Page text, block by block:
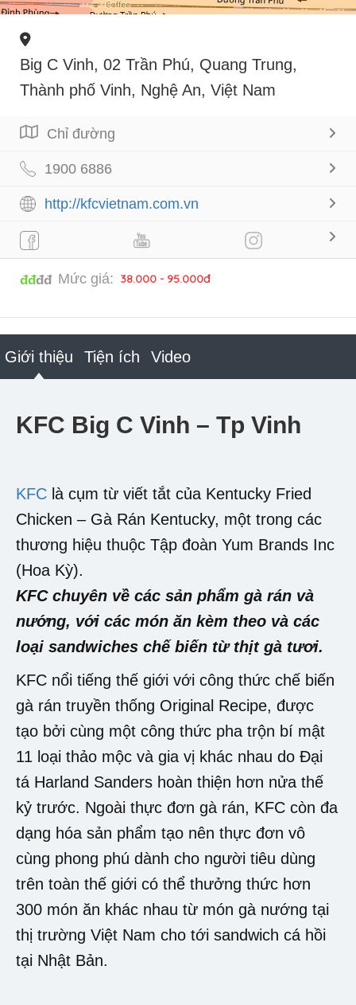
Big C Vinh, 02 Trần Phú, Quang Trung,
Thành phố Vinh, Nghệ An, Việt Nam
Chỉ đường
1900 6886
http://kfcvietnam.com.vn
đđđđ Mức giá: 38.000 - 95.000đ
Giới thiệu Tiện ích Video
KFC Big C Vinh – Tp Vinh
KFC là cụm từ viết tắt của Kentucky Fried
Chicken – Gà Rán Kentucky, một trong các
thương hiệu thuộc Tập đoàn Yum Brands Inc
(Hoa Kỳ).
KFC chuyên về các sản phẩm gà rán và
nướng, với các món ăn kèm theo và các
loại sandwiches chế biến từ thịt gà tươi.
KFC nổi tiếng thế giới với công thức chế biến
gà rán truyền thống Original Recipe, được
tạo bởi cùng một công thức pha trộn bí mật
11 loại thảo mộc và gia vị khác nhau do Đại
tá Harland Sanders hoàn thiện hơn nửa thế
kỷ trước. Ngoài thực đơn gà rán, KFC còn đa
dạng hóa sản phẩm tạo nên thực đơn vô
cùng phong phú dành cho người tiêu dùng
trên toàn thế giới có thể thưởng thức hơn
300 món ăn khác nhau từ món gà nướng tại
thị trường Việt Nam cho tới sandwich cá hồi
tại Nhật Bản.